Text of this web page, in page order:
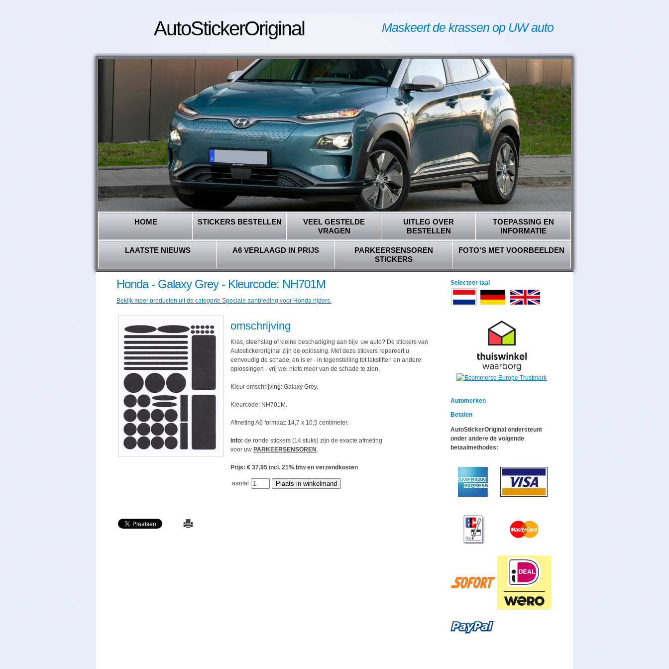
AutoStickerOriginal Maskeert de krassen op UW auto
HOME STICKERS BESTELLEN
VEEL GESTELDE
VRAGEN
UITLEG OVER
BESTELLEN
TOEPASSING EN
INFORMATIE
LAATSTE NIEUWS A6 VERLAAGD IN PRIJS
PARKEERSENSOREN
STICKERS
FOTO'S MET VOORBEELDEN
Honda - Galaxy Grey - Kleurcode: NH701M
Bekijk meer producten uit de categorie Speciale aanbieding voor Honda rijders.
omschrijving
Kras, steenslag of kleine beschadiging aan bijv. uw auto? De stickers van
Autostickeroriginal zijn de oplossing. Met deze stickers repareert u
eenvoudig de schade, en is er - in tegenstelling tot lakstiften en andere
oplossingen - vrij wel niets meer van de schade te zien.
Kleur omschrijving: Galaxy Grey.
Kleurcode: NH701M.
Afmeting A6 formaat: 14,7 x 10,5 centimeter.
Info: de ronde stickers (14 stuks) zijn de exacte afmeting
voor uw PARKEERSENSOREN .
Prijs: € 37,95 incl. 21% btw en verzendkosten
aantal
Selecteer taal
Automerken
Betalen
AutoStickerOriginal ondersteunt
onder andere de volgende
betaalmethodes: